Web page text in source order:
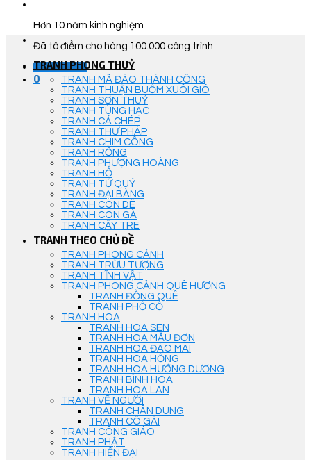
Hơn 10 năm kinh nghiệm
Đã tô điểm cho hàng 100.000 công trình
Góc Tư Vấn
0
TRANH PHONG THUỶ
TRANH MÃ ĐÁO THÀNH CÔNG
TRANH THUẬN BUỒM XUÔI GIÓ
TRANH SƠN THUỶ
TRANH TÙNG HẠC
TRANH CÁ CHÉP
TRANH THƯ PHÁP
TRANH CHIM CÔNG
TRANH RỒNG
TRANH PHƯỢNG HOÀNG
TRANH HỔ
TRANH TỨ QUÝ
TRANH ĐẠI BÀNG
TRANH CON DÊ
TRANH CON GÀ
TRANH CÂY TRE
TRANH THEO CHỦ ĐỀ
TRANH PHONG CẢNH
TRANH TRỪU TƯỢNG
TRANH TĨNH VẬT
TRANH PHONG CẢNH QUÊ HƯƠNG
TRANH ĐỒNG QUÊ
TRANH PHỐ CỔ
TRANH HOA
TRANH HOA SEN
TRANH HOA MẪU ĐƠN
TRANH HOA ĐÀO MAI
TRANH HOA HỒNG
TRANH HOA HƯỚNG DƯƠNG
TRANH BÌNH HOA
TRANH HOA LAN
TRANH VẼ NGƯỜI
TRANH CHÂN DUNG
TRANH CÔ GÁI
TRANH CÔNG GIÁO
TRANH PHẬT
TRANH HIỆN ĐẠI